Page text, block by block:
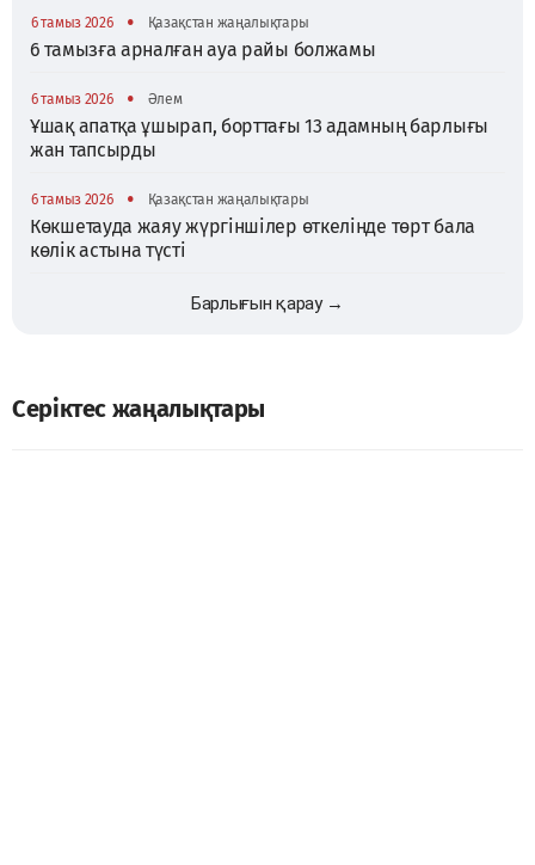
6 тамыз 2026 • Қазақстан жаңалықтары
6 тамызға арналған ауа райы болжамы
6 тамыз 2026 • Әлем
Ұшақ апатқа ұшырап, борттағы 13 адамның барлығы
жан тапсырды
6 тамыз 2026 • Қазақстан жаңалықтары
Көкшетауда жаяу жүргіншілер өткелінде төрт бала
көлік астына түсті
Барлығын қарау →
Серіктес жаңалықтары